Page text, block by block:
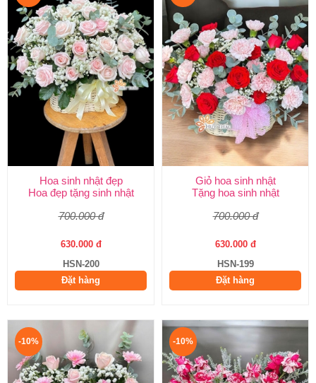
Hoa sinh nhật đẹp
Hoa đẹp tặng sinh nhật
700.000 đ
630.000 đ
HSN-200
Đặt hàng
Giỏ hoa sinh nhật
Tặng hoa sinh nhật
700.000 đ
630.000 đ
HSN-199
Đặt hàng
-10% -10%